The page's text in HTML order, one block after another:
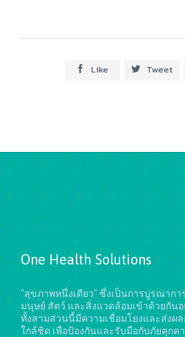
 Like  Tweet
One Health Solutions
"สุขภาพหนึ่งเดียว" ซึ่งเป็นการบูรณาก
มนุษย์ สัตว์ และสิ่งแวดล้อมเข้าด้วยกันอ
ทั้งสามส่วนนี้มีความเชื่อมโยงและส่งผ
ใกล้ชิด เพื่อป้องกันและรับมือกับภัยคุก